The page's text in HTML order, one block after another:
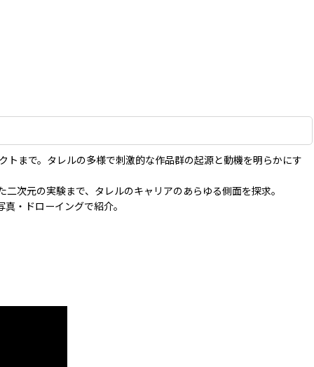
まで。タレルの多様で刺激的な作品群の起源と動機を明らかにす
次元の実験まで、タレルのキャリアのあらゆる側面を探求。
・ドローイングで紹介。